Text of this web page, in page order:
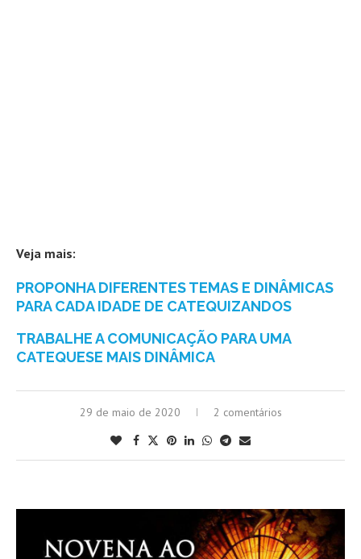
Veja mais:
PROPONHA DIFERENTES TEMAS E DINÂMICAS
PARA CADA IDADE DE CATEQUIZANDOS
TRABALHE A COMUNICAÇÃO PARA UMA
CATEQUESE MAIS DINÂMICA
29 de maio de 2020 2 comentários